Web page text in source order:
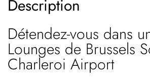
Description
Détendez-vous dans
Lounges de Brussels
Charleroi Airport